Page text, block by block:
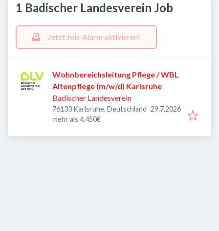
1 Badischer Landesverein Job
Jetzt Job-Alarm aktivieren!
Wohnbereichsleitung Pflege / WBL
Altenpflege (m/w/d) Karlsruhe
Badischer Landesverein
76133 Karlsruhe, Deutschland Veröffentlicht
29.7.2026
mehr als 4.450€